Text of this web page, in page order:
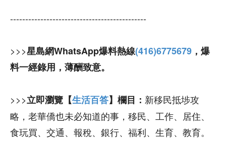
---------------------------------------------
>>>星島網WhatsApp爆料熱線(416)6775679 ，爆
料一經錄用，薄酬致意。
>>>立即瀏覽【生活百答】欄目： 新移民抵埗攻
略，老華僑也未必知道的事，移民、工作、居住、
食玩買、交通、報稅、銀行、福利、生育、教育。